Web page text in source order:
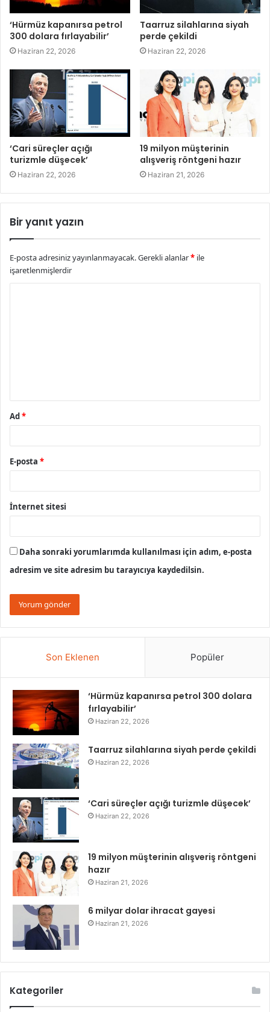
‘Hürmüz kapanırsa petrol
300 dolara fırlayabilir’
Haziran 22, 2026
Taarruz silahlarına siyah
perde çekildi
Haziran 22, 2026
‘Cari süreçler açığı
turizmle düşecek’
Haziran 22, 2026
19 milyon müşterinin
alışveriş röntgeni hazır
Haziran 21, 2026
Bir yanıt yazın
E-posta adresiniz yayınlanmayacak.Gerekli alanlar* ile
işaretlenmişlerdir
Ad *
E-posta *
İnternet sitesi
Daha sonraki yorumlarımda kullanılması için adım, e-posta
adresim ve site adresim bu tarayıcıya kaydedilsin.
Son Eklenen Popüler
‘Hürmüz kapanırsa petrol 300 dolara
fırlayabilir’
Haziran 22, 2026
Taarruz silahlarına siyah perde çekildi
Haziran 22, 2026
‘Cari süreçler açığı turizmle düşecek’
Haziran 22, 2026
19 milyon müşterinin alışveriş röntgeni
hazır
Haziran 21, 2026
6 milyar dolar ihracat gayesi
Haziran 21, 2026
Kategoriler